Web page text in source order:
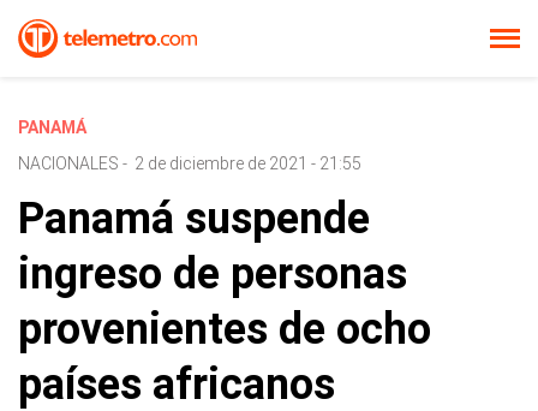
PANAMÁ
NACIONALES - 2 de diciembre de 2021 - 21:55
Panamá suspende
ingreso de personas
provenientes de ocho
países africanos